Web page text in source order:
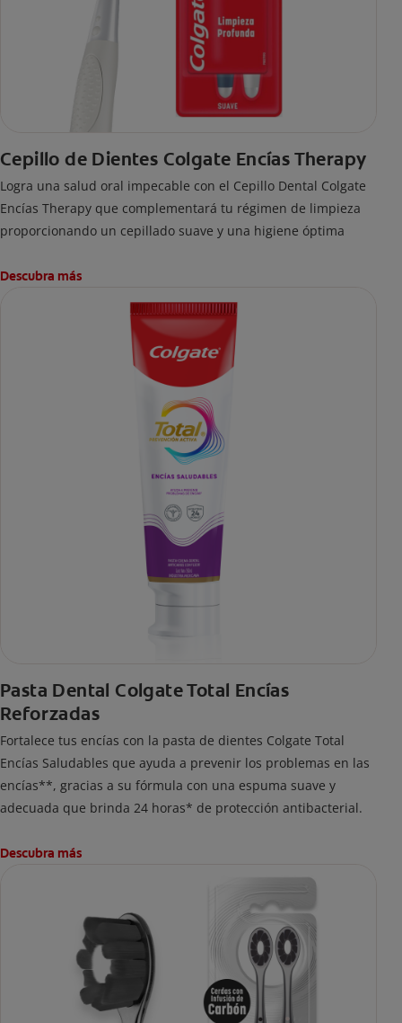
Cepillo de Dientes Colgate Encías Therapy
Logra una salud oral impecable con el Cepillo Dental Colgate
Encías Therapy que complementará tu régimen de limpieza
proporcionando un cepillado suave y una higiene óptima
Descubra más
Pasta Dental Colgate Total Encías
Reforzadas
Fortalece tus encías con la pasta de dientes Colgate Total
Encías Saludables que ayuda a prevenir los problemas en las
encías**, gracias a su fórmula con una espuma suave y
adecuada que brinda 24 horas* de protección antibacterial.
Descubra más